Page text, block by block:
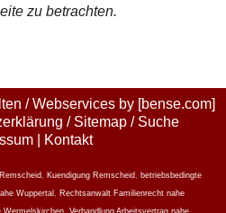
zu betrachten.
/ Webservices by [bense.com]
/ Sitemap/ Suche
Kontakt
Kuendigung Remscheid
betriebsbedingte
Wuppertal
Rechtsanwalt Familienrecht nahe
Wermelskirchen, Verhandlung Arbeitsvertrag nahe